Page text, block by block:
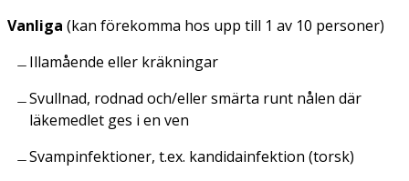
Vanliga (kan förekomma hos upp till 1 av 10 personer)
Illamående eller kräkningar
Svullnad, rodnad och/eller smärta runt nålen där
läkemedlet ges i en ven
Svampinfektioner, t.ex. kandidainfektion (torsk)